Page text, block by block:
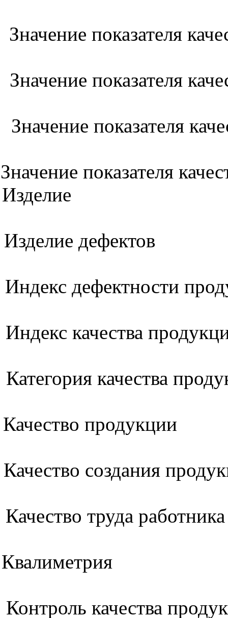
Значение показателя
Значение показателя
Значение показателя
Значение показателя
Изделие
Изделие дефектов
Индекс дефектности
Индекс качества
Категория качества
Качество продукции
Качество создания
Качество труда работника
Квалиметрия
Контроль качества